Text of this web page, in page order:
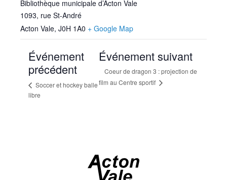
Bibliothèque municipale d’Acton Vale
1093, rue St-André
Acton Vale, J0H 1A0 + Google Map
Événement
précédent
Soccer et hockey balle
libre
Événement suivant
Coeur de dragon 3 : projection de
film au Centre sportif